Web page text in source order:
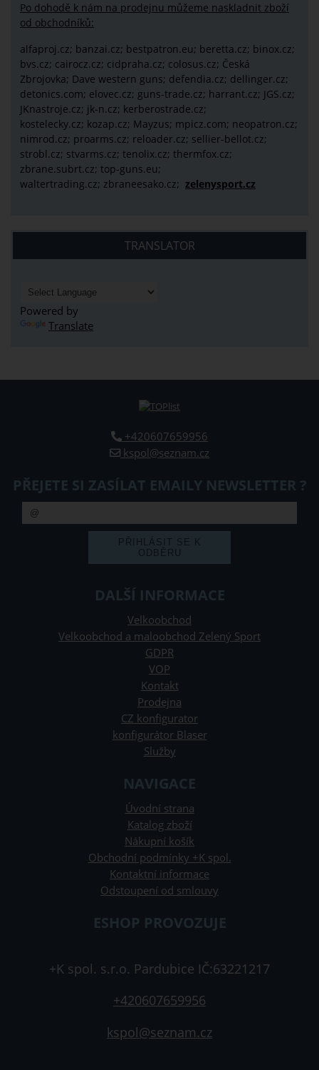
Po dohodě k nám na prodejnu můžeme naskladnit zboží
od obchodníků:
alfaproj.cz; banzai.cz; bestpatron.eu; beretta.cz; binox.cz;
bvs.cz; cairocz.cz; cidpraha.cz; colosus.cz; Česká
Zbrojovka; Dave western guns; defendia.cz; dellinger.cz;
detonics.com; elovec.cz; guns-trade.cz; harrant.cz; JGS.cz;
JKnastroje.cz; jk-n.cz; kerberostrade.cz;
kostelecky.cz; kozap.cz; Mayzus; mpicz.com; neopatron.cz;
nimrod.cz; proarms.cz; reloader.cz; sellier-bellot.cz;
strobl.cz; stvarms.cz; tenolix.cz; thermfox.cz;
zbrane.subrt.cz; top-guns.eu;
waltertrading.cz; zbraneesako.cz; zelenysport.cz
TRANSLATOR
Powered by
Translate
+420607659956
kspol@seznam.cz
PŘEJETE SI ZASÍLAT EMAILY NEWSLETTER ?
DALŠÍ INFORMACE
Velkoobchod
Velkoobchod a maloobchod Zelený Sport
GDPR
VOP
Kontakt
Prodejna
CZ konfigurator
konfigurátor Blaser
Služby
NAVIGACE
Úvodní strana
Katalog zboží
Nákupní košík
Obchodní podmínky +K spol.
Kontaktní informace
Odstoupení od smlouvy
ESHOP PROVOZUJE
+K spol. s.r.o. Pardubice IČ:63221217
+420607659956
kspol@seznam.cz